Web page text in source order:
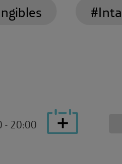
- 20:00